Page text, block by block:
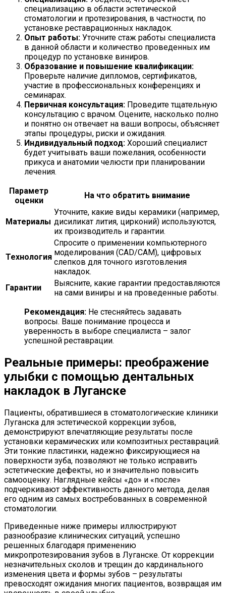
специализацию в области эстетической
стоматологии и протезирования, в частности, по
установке реставрационных накладок.
Опыт работы: Уточните стаж работы специалиста
в данной области и количество проведенных им
процедур по установке виниров.
Образование и повышение квалификации:
Проверьте наличие дипломов, сертификатов,
участие в профессиональных конференциях и
семинарах.
Первичная консультация: Проведите тщательную
консультацию с врачом. Оцените, насколько полно
и понятно он отвечает на ваши вопросы, объясняет
этапы процедуры, риски и ожидания.
Индивидуальный подход: Хороший специалист
будет учитывать ваши пожелания, особенности
прикуса и анатомии челюсти при планировании
лечения.
Параметр
оценки
На что обратить внимание
Материалы
Уточните, какие виды керамики (например,
дисиликат лития, цирконий) используются,
их производитель и гарантии.
Технология
Спросите о применении компьютерного
моделирования (CAD/CAM), цифровых
слепков для точного изготовления
накладок.
Гарантии
Выясните, какие гарантии предоставляются
на сами виниры и на проведенные работы.
Рекомендация: Не стесняйтесь задавать
вопросы. Ваше понимание процесса и
уверенность в выборе специалиста – залог
успешной реставрации.
Реальные примеры: преображение
улыбки с помощью дентальных
накладок в Луганске
Пациенты, обратившиеся в стоматологические клиники
Луганска для эстетической коррекции зубов,
демонстрируют впечатляющие результаты после
установки керамических или композитных реставраций.
Эти тонкие пластинки, надежно фиксирующиеся на
поверхности зуба, позволяют не только исправить
эстетические дефекты, но и значительно повысить
самооценку. Наглядные кейсы «до» и «после»
подчеркивают эффективность данного метода, делая
его одним из самых востребованных в современной
стоматологии.
Приведенные ниже примеры иллюстрируют
разнообразие клинических ситуаций, успешно
решенных благодаря применению
микропротезирования зубов в Луганске. От коррекции
незначительных сколов и трещин до кардинального
изменения цвета и формы зубов – результаты
превосходят ожидания многих пациентов, возвращая им